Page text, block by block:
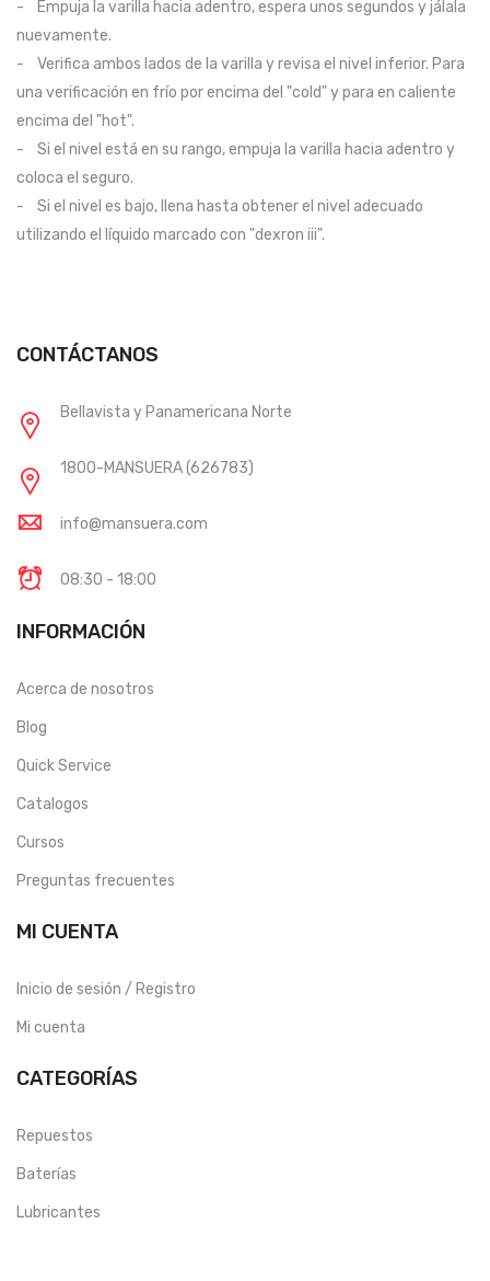
- Empuja la varilla hacia adentro, espera unos segundos y jálala
nuevamente.
- Verifica ambos lados de la varilla y revisa el nivel inferior. Para
una verificación en frío por encima del "cold" y para en caliente
encima del "hot".
- Si el nivel está en su rango, empuja la varilla hacia adentro y
coloca el seguro.
- Si el nivel es bajo, llena hasta obtener el nivel adecuado
utilizando el líquido marcado con "dexron iii".
CONTÁCTANOS
Bellavista y Panamericana Norte
1800-MANSUERA (626783)
info@mansuera.com
08:30 - 18:00
INFORMACIÓN
Acerca de nosotros
Blog
Quick Service
Catalogos
Cursos
Preguntas frecuentes
MI CUENTA
Inicio de sesión / Registro
Mi cuenta
CATEGORÍAS
Repuestos
Baterías
Lubricantes